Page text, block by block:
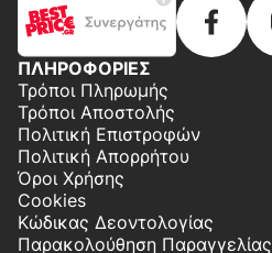
ΠΛΗΡΟΦΟΡΙΕΣ
Τρόποι Πληρωμής
Τρόποι Αποστολής
Πολιτική Επιστροφών
Πολιτική Απορρήτου
Όροι Χρήσης
Cookies
Κώδικας Δεοντολογίας
Παρακολούθηση Παραγγελίας